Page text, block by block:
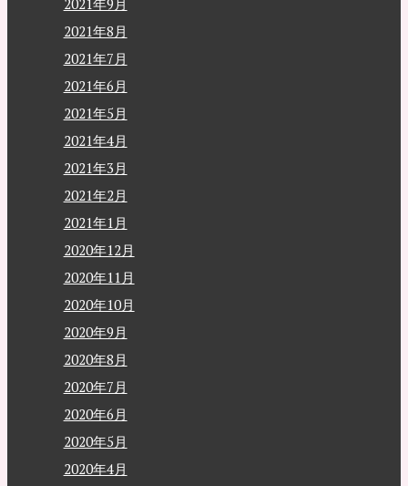
2021年9月
2021年8月
2021年7月
2021年6月
2021年5月
2021年4月
2021年3月
2021年2月
2021年1月
2020年12月
2020年11月
2020年10月
2020年9月
2020年8月
2020年7月
2020年6月
2020年5月
2020年4月